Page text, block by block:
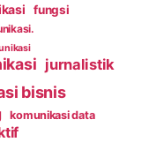
fungsi
jurnalistik
bisnis
komunikasi data